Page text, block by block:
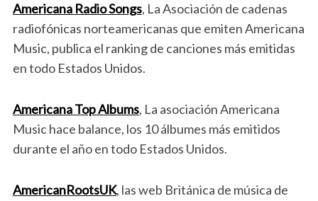
Americana Radio Songs, La Asociación de cadenas
radiofónicas norteamericanas que emiten Americana
Music, publica el ranking de canciones más emitidas
en todo Estados Unidos.
Americana Top Albums, La asociación Americana
Music hace balance, los 10 álbumes más emitidos
durante el año en todo Estados Unidos.
AmericanRootsUK, las web Británica de música de